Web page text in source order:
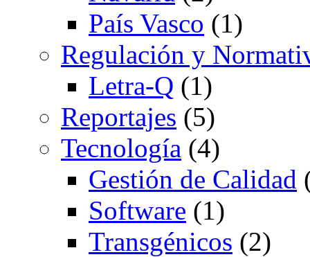
País Vasco (1)
Regulación y
Letra-Q (1)
Reportajes (5)
Tecnología (4)
Gestión de Calidad
Software (1)
Transgénicos (2)